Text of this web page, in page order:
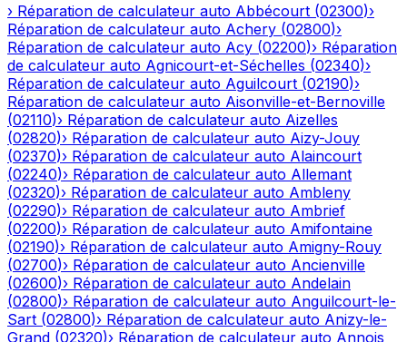
› Réparation de calculateur auto Abbécourt (02300)›
Réparation de calculateur auto Achery (02800)›
Réparation de calculateur auto Acy (02200)› Réparation
de calculateur auto Agnicourt-et-Séchelles (02340)›
Réparation de calculateur auto Aguilcourt (02190)›
Réparation de calculateur auto Aisonville-et-Bernoville
(02110)› Réparation de calculateur auto Aizelles
(02820)› Réparation de calculateur auto Aizy-Jouy
(02370)› Réparation de calculateur auto Alaincourt
(02240)› Réparation de calculateur auto Allemant
(02320)› Réparation de calculateur auto Ambleny
(02290)› Réparation de calculateur auto Ambrief
(02200)› Réparation de calculateur auto Amifontaine
(02190)› Réparation de calculateur auto Amigny-Rouy
(02700)› Réparation de calculateur auto Ancienville
(02600)› Réparation de calculateur auto Andelain
(02800)› Réparation de calculateur auto Anguilcourt-le-
Sart (02800)› Réparation de calculateur auto Anizy-le-
Grand (02320)› Réparation de calculateur auto Annois